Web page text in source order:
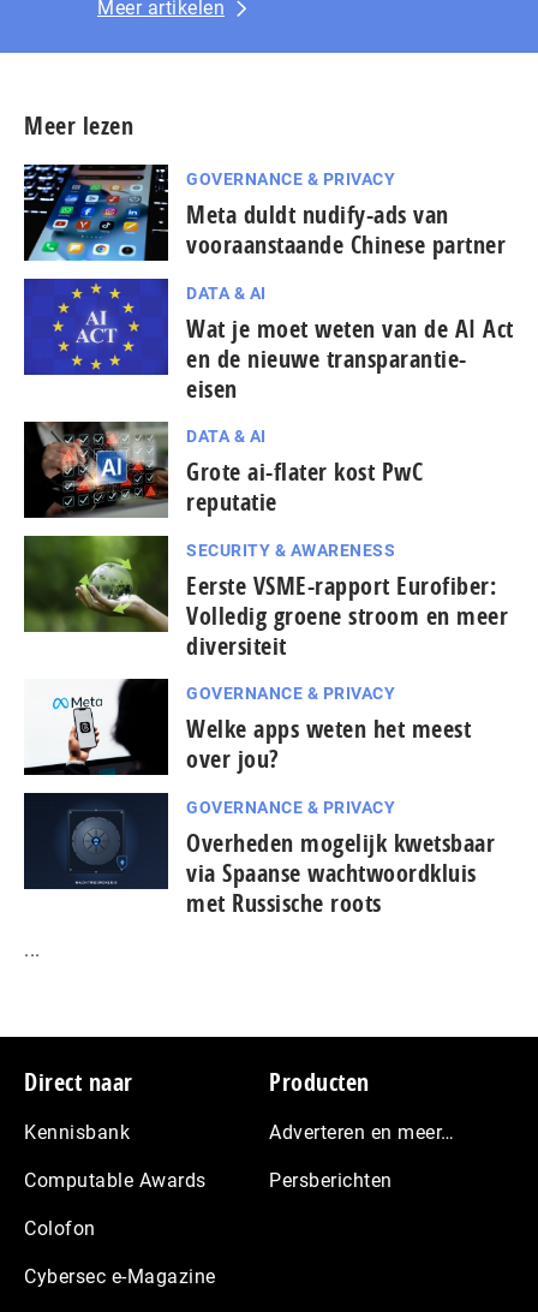
Meer artikelen
Meer lezen
GOVERNANCE & PRIVACY
Meta duldt nudify-ads van
vooraanstaande Chinese partner
DATA & AI
Wat je moet weten van de AI Act
en de nieuwe transparantie-
eisen
DATA & AI
Grote ai-flater kost PwC
reputatie
SECURITY & AWARENESS
Eerste VSME-rapport Eurofiber:
Volledig groene stroom en meer
diversiteit
GOVERNANCE & PRIVACY
Welke apps weten het meest
over jou?
GOVERNANCE & PRIVACY
Overheden mogelijk kwetsbaar
via Spaanse wacht­woord­kluis
met Russische roots
...
Footer
Direct naar
Kennisbank
Computable Awards
Colofon
Cybersec e-Magazine
Producten
Adverteren en meer…
Persberichten